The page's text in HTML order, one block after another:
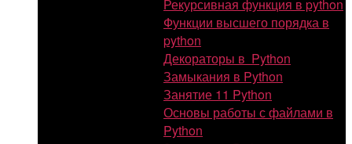
Рекурсивная функция в python
Функции высшего порядка в
python
Декораторы в Python
Замыкания в Python
Занятие 11 Python
Основы работы с файлами в
Python